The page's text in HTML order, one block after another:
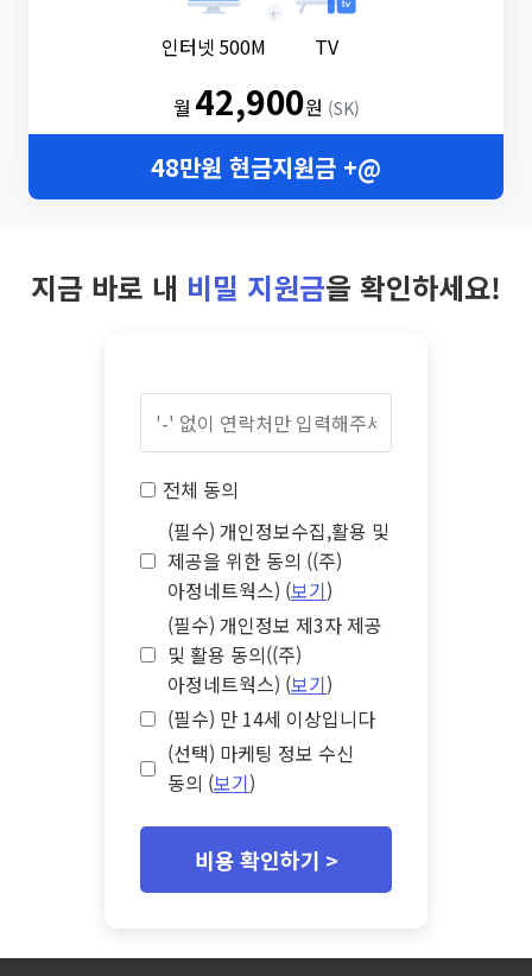
인터넷 500M
+
TV
월 42,900원 (SK)
48만원 현금지원금 +@
지금 바로 내 비밀 지원금을 확인하세요!
전체 동의
(필수) 개인정보수집,활용 및
제공을 위한 동의 ((주)
아정네트웍스) (보기)
(필수) 개인정보 제3자 제공
및 활용 동의((주)
아정네트웍스) (보기)
(필수) 만 14세 이상입니다
(선택) 마케팅 정보 수신
동의 (보기)
비용 확인하기 >